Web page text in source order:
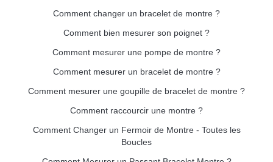
Comment changer un bracelet de montre ?
Comment bien mesurer son poignet ?
Comment mesurer une pompe de montre ?
Comment mesurer un bracelet de montre ?
Comment mesurer une goupille de bracelet de montre ?
Comment raccourcir une montre ?
Comment Changer un Fermoir de Montre - Toutes les
Boucles